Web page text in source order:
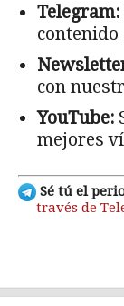
Telegram:
contenido
con
YouTube:
mejores
Sé tú el
través de